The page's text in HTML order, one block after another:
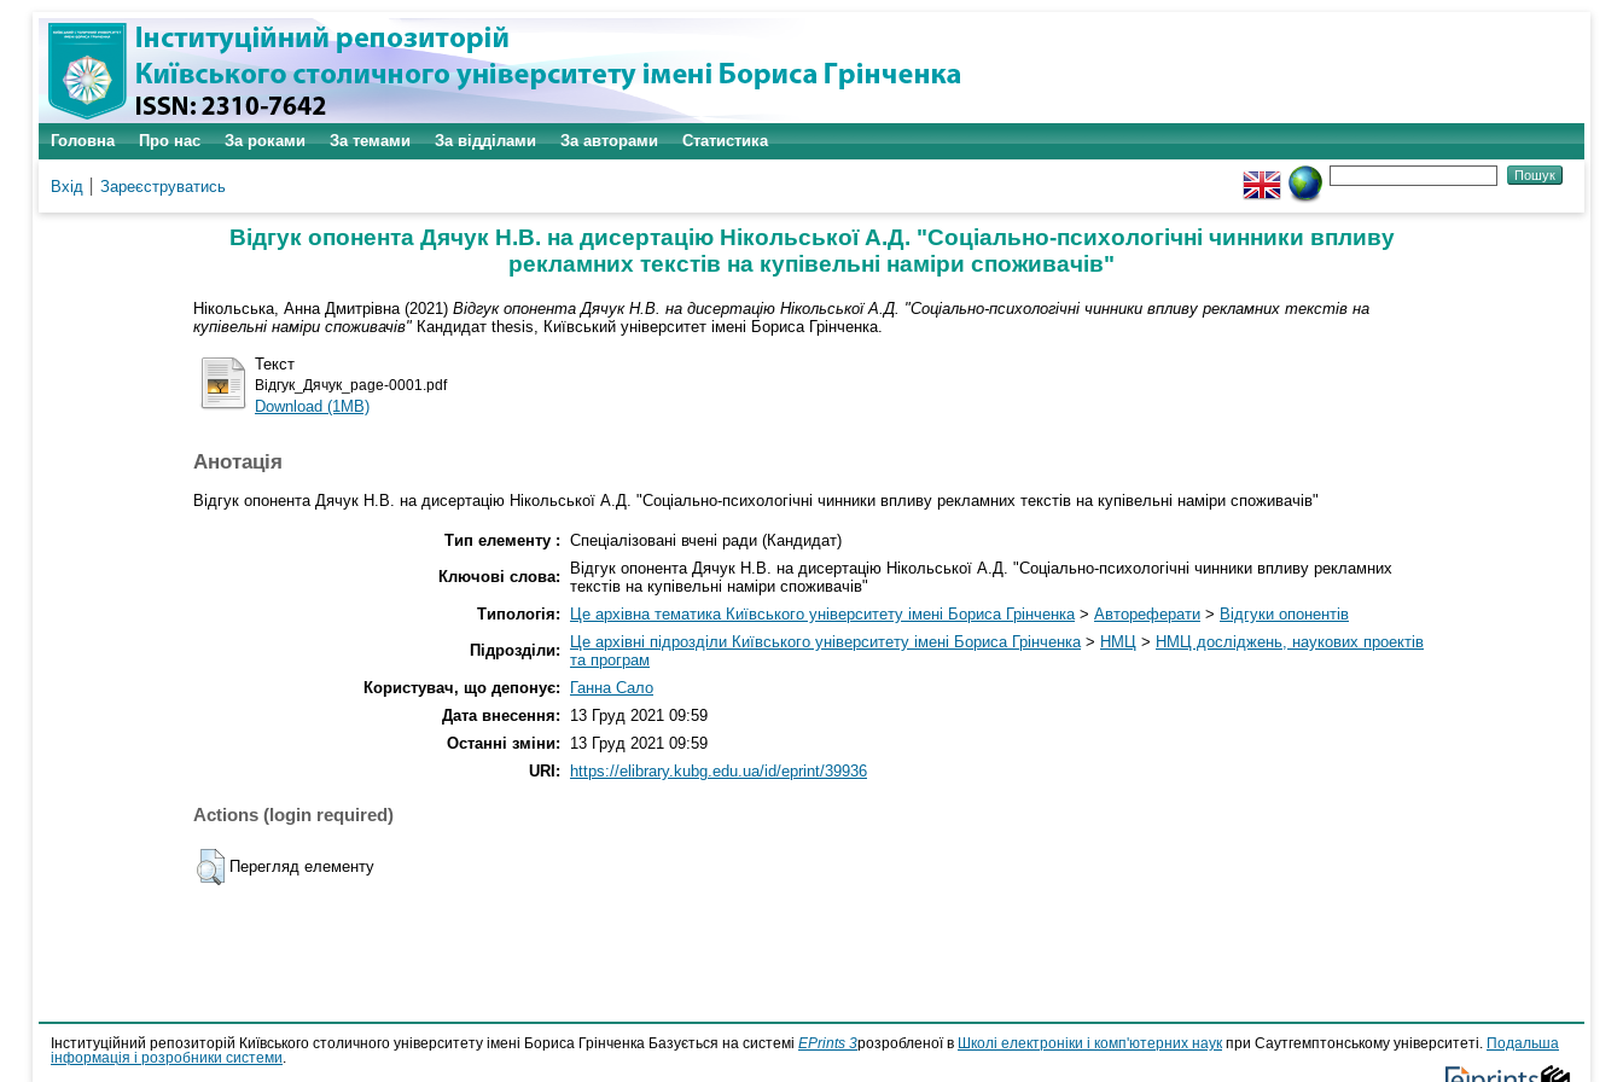
Головна Про нас За роками За темами За відділами За авторами Статистика
Вхід Зареєструватись
Відгук опонента Дячук Н.В. на дисертацію Нікольської А.Д. "Соціально-психологічні чинники впливу
рекламних текстів на купівельні наміри споживачів"
Нікольська, Анна Дмитрівна (2021) Відгук опонента Дячук Н.В. на дисертацію Нікольської А.Д. "Соціально-психологічні чинники впливу рекламних текстів на
купівельні наміри споживачів" Кандидат thesis, Київський університет імені Бориса Грінченка.
Текст
Відгук_Дячук_page-0001.pdf
Download (1MB)
Анотація
Відгук опонента Дячук Н.В. на дисертацію Нікольської А.Д. "Соціально-психологічні чинники впливу рекламних текстів на купівельні наміри споживачів"
Тип елементу : Спеціалізовані вчені ради (Кандидат)
Ключові слова:
Відгук опонента Дячук Н.В. на дисертацію Нікольської А.Д. "Соціально-психологічні чинники впливу рекламних
текстів на купівельні наміри споживачів"
Типологія:
Це архівна тематика Київського університету імені Бориса Грінченка > Автореферати > Відгуки опонентів
Підрозділи:
Це архівні підрозділи Київського університету імені Бориса Грінченка > НМЦ > НМЦ досліджень, наукових проектів
та програм
Користувач, що депонує:
Ганна Сало
Дата внесення:
13 Груд 2021 09:59
Останні зміни:
13 Груд 2021 09:59
URI:
https://elibrary.kubg.edu.ua/id/eprint/39936
Actions (login required)
Перегляд елементу
Інституційний репозиторій Київського столичного університету імені Бориса Грінченка Базується на системі EPrints 3розробленої в Школі електроніки і комп'ютерних наук при Саутгемптонському університеті.
Подальша
інформація і розробники системи